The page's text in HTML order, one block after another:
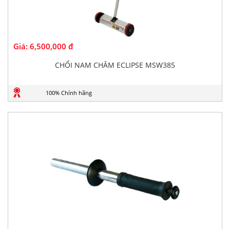
Giá: 6,500,000 đ
CHỔI NAM CHÂM ECLIPSE MSW385
100% Chính hãng